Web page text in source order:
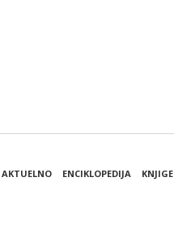
AKTUELNO ENCIKLOPEDIJA KNJIGE